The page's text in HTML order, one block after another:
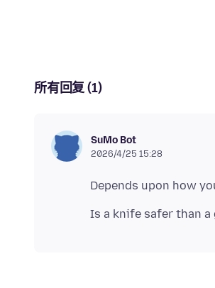
所有回复 (1)
SuMo Bot
2026/4/25 15:28